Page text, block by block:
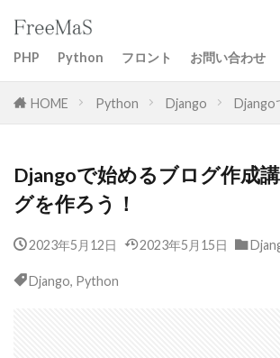
PHP Python フロント お問い合わせ
HOME Python Django Django
Djangoで始めるブログ作成
グを作ろう！
2023年5月12日 2023年5月15日
Django, Python